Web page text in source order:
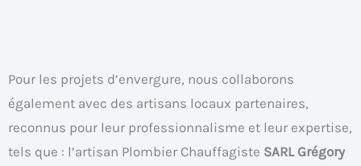
Pour les projets d’envergure, nous collaborons
également avec des artisans locaux partenaires,
reconnus pour leur professionnalisme et leur expertise,
tels que : l’artisan Plombier Chauffagiste SARL Grégory